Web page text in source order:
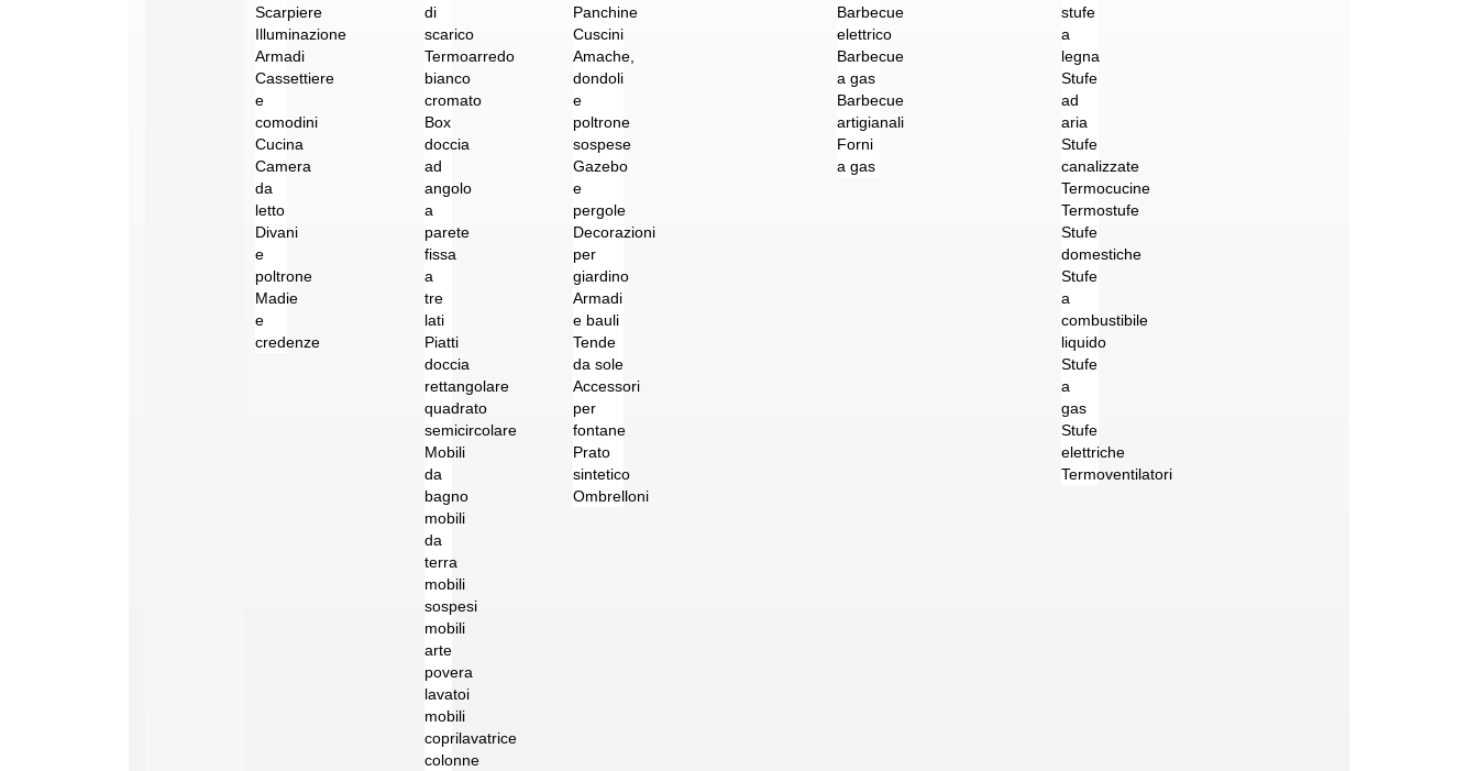
Scarpiere
Illuminazione
Armadi
Cassettiere
e
comodini
Cucina
Camera
da
letto
Divani
e
poltrone
Madie
e
credenze
di
scarico
Termoarredo
bianco
cromato
Box
doccia
ad
angolo
a
parete
fissa
a
tre
lati
Piatti
doccia
rettangolare
quadrato
semicircolare
Mobili
da
bagno
mobili
da
terra
mobili
sospesi
mobili
arte
povera
lavatoi
mobili
coprilavatrice
colonne
Panchine
Cuscini
Amache,
dondoli
e
poltrone
sospese
Gazebo
e
pergole
Decorazioni
per
giardino
Armadi
e bauli
Tende
da sole
Accessori
per
fontane
Prato
sintetico
Ombrelloni
Barbecue
elettrico
Barbecue
a gas
Barbecue
artigianali
Forni
a gas
stufe
a
legna
Stufe
ad
aria
Stufe
canalizzate
Termocucine
Termostufe
Stufe
domestiche
Stufe
a
combustibile
liquido
Stufe
a
gas
Stufe
elettriche
Termoventilatori